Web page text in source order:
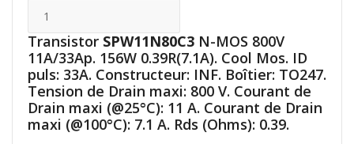
Transistor SPW11N80C3 N-MOS 800V
11A/33Ap. 156W 0.39R(7.1A). Cool Mos. ID
puls: 33A. Constructeur: INF. Boîtier: TO247.
Tension de Drain maxi: 800 V. Courant de
Drain maxi (@25°C): 11 A. Courant de Drain
maxi (@100°C): 7.1 A. Rds (Ohms): 0.39.